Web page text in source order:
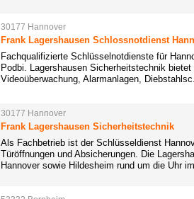
30177 Hannover
Frank Lagershausen Schlossnotdienst
Fachqualifizierte Schlüsselnotdienste für
Podbi. Lagershausen Sicherheitstechnik
Videoüberwachung, Alarmanlagen,
30177 Hannover
Frank Lagershausen Sicherheitstechnik
Als Fachbetrieb ist der Schlüsseldienst
Türöffnungen und Absicherungen. Die
Hannover sowie Hildesheim rund um die Uhr